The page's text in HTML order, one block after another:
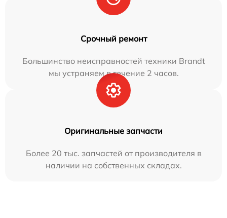
Срочный ремонт
Большинство неисправностей техники Brandt
мы устраняем в течение 2 часов.
Оригинальные запчасти
Более 20 тыс. запчастей от производителя в
наличии на собственных складах.